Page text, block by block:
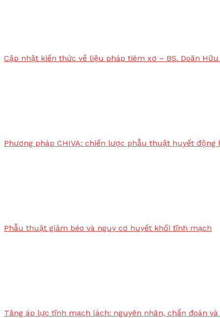
Cập nhật kiến thức về liệu pháp tiêm xơ – BS. Doãn
Phương pháp CHIVA: chiến lược phẫu thuật huyết động
Phẫu thuật giảm béo và nguy cơ huyết khối tĩnh mạch
Tăng áp lực tĩnh mạch lách: nguyên nhân, chẩn đoán